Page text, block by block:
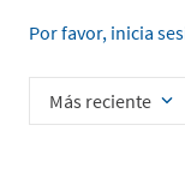
Por favor, inicia
Más reciente